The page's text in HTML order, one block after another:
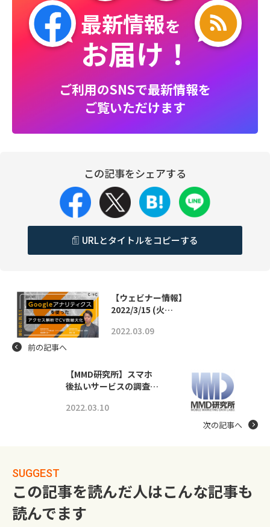
最新情報を
お届け！
ご利用のSNSで最新情報を
ご覧いただけます
この記事をシェアする
URLとタイトルをコピーする
【ウェビナー情報】
2022/3/15 (火…
2022.03.09
前の記事へ
【MMD研究所】スマホ
後払いサービスの調査…
2022.03.10
次の記事へ
SUGGEST
この記事を読んだ人はこんな記事も
読んでます